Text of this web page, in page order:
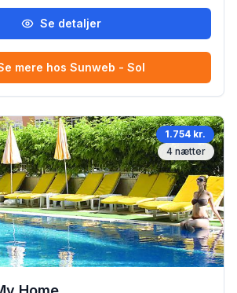
Se detaljer
mere hos Sunweb - Sol
1.754 kr.
4 nætter